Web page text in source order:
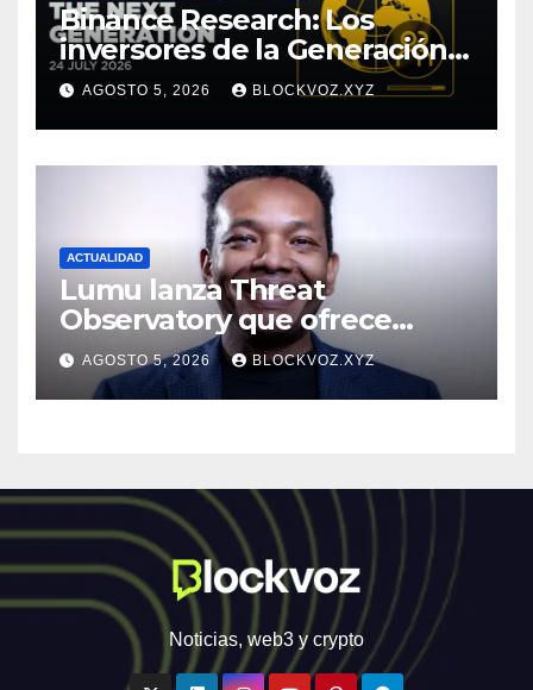
Binance Research: Los
inversores de la Generación Z
empiezan más jóvenes y
muestran mayor disciplina
financiera
AGOSTO 5, 2026 BLOCKVOZ.XYZ
ACTUALIDAD
Lumu lanza Threat
Observatory que ofrece
inteligencia de amenazas
personalizada y en tiempo
real
AGOSTO 5, 2026 BLOCKVOZ.XYZ
Noticias, web3 y crypto